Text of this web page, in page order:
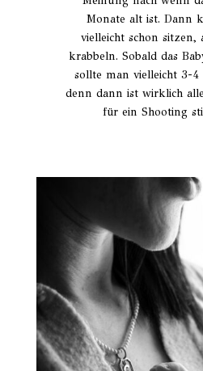
Monate alt ist. Dann
vielleicht schon sitzen,
krabbeln. Sobald das
sollte man vielleicht 3-4
denn dann ist wirklich
für ein Shooting